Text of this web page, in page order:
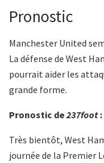
Pronostic
Manchester United
La défense de West
pourrait aider les
grande forme.
Pronostic de237foot :
Très bientôt, West
journée de la Premier